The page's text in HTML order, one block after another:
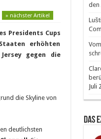
» nächster Artikel
Presidents Cups
erhöhten
gegen die
die Skyline von
deutlichsten
den
Juli
Das